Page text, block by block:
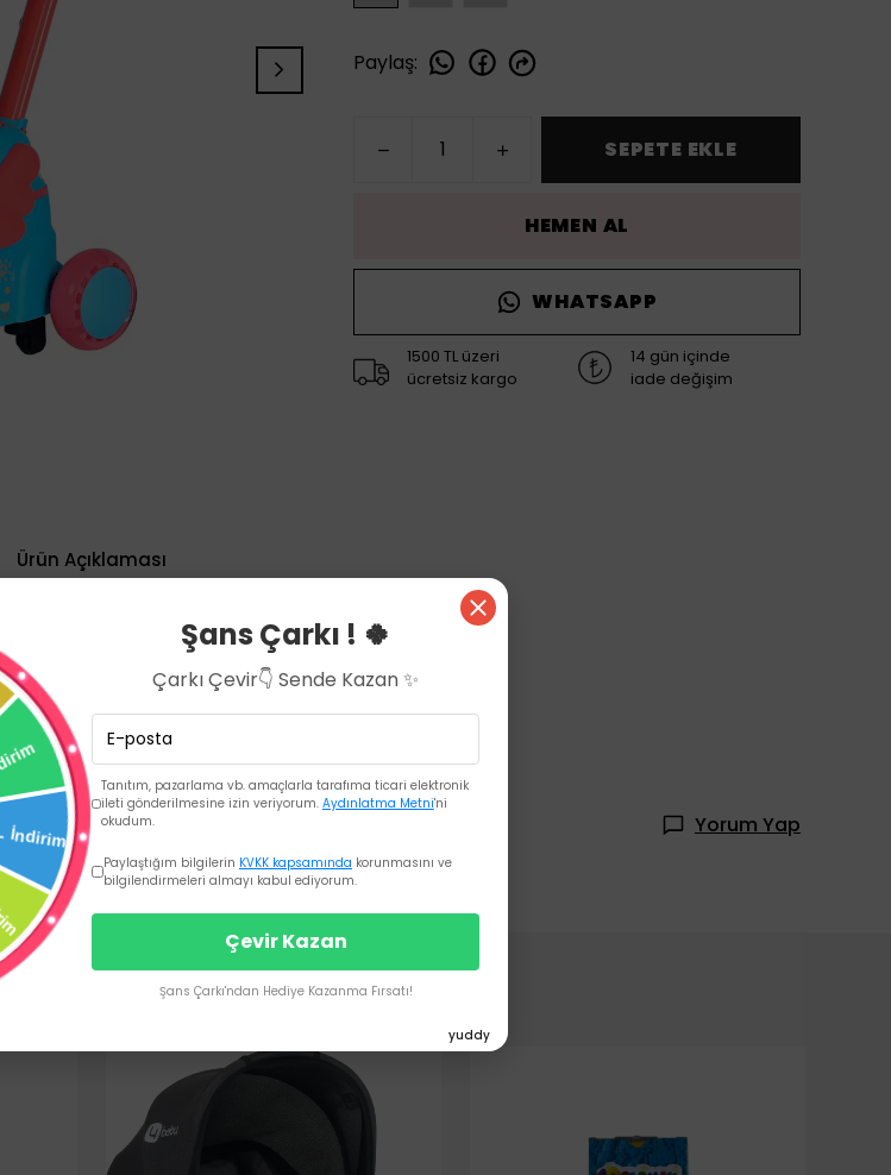
Paylaş:
SEPETE EKLE
HEMEN AL
WHATSAPP
1500 TL üzeri
ücretsiz kargo
14 gün içinde
iade değişim
Ürün Açıklaması
Yorum Yap
Şans Çarkı ! 🍀
Çarkı Çevir👇 Sende Kazan ✨
Tanıtım, pazarlama vb. amaçlarla tarafıma ticari elektronik
ileti gönderilmesine izin veriyorum. Aydınlatma Metni'ni
okudum.
Paylaştığım bilgilerin KVKK kapsamında korunmasını ve
bilgilendirmeleri almayı kabul ediyorum.
Çevir Kazan
Şans Çarkı'ndan Hediye Kazanma Fırsatı!
yuddy